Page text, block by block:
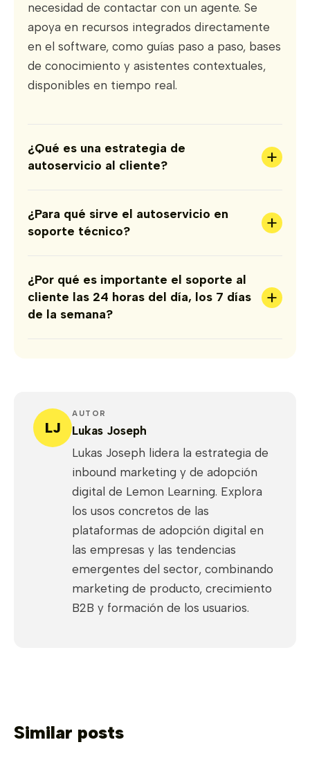
necesidad de contactar con un agente. Se
apoya en recursos integrados directamente
en el software, como guías paso a paso, bases
de conocimiento y asistentes contextuales,
disponibles en tiempo real.
¿Qué es una estrategia de
autoservicio al cliente?
+
¿Para qué sirve el autoservicio en
soporte técnico?
+
¿Por qué es importante el soporte al
cliente las 24 horas del día, los 7 días
de la semana?
+
LJ
AUTOR
Lukas Joseph
Lukas Joseph lidera la estrategia de
inbound marketing y de adopción
digital de Lemon Learning. Explora
los usos concretos de las
plataformas de adopción digital en
las empresas y las tendencias
emergentes del sector, combinando
marketing de producto, crecimiento
B2B y formación de los usuarios.
Similar posts